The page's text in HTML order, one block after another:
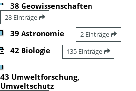
38 Geowissenschaften
28 Einträge
39 Astronomie 2 Einträge
42 Biologie 135 Einträge
43 Umweltforschung,
Umweltschutz